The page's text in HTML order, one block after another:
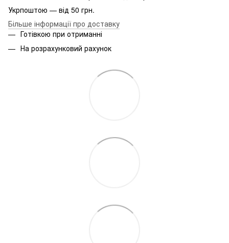
Укрпоштою — від 50 грн.
Більше інформації про доставку
Готівкою при отриманні
На розрахунковий рахунок